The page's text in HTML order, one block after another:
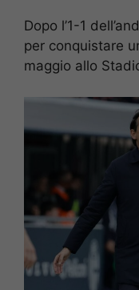
Dopo l’1-1
per conquistare
maggio allo